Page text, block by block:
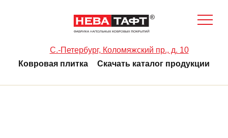
C.-Петербург, Коломяжский пр., д. 10
Ковровая плитка
Скачать каталог продукции